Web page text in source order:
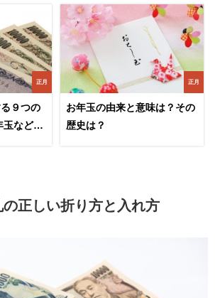
正月
９つの
玉などの
正月
お年玉の由来と意味は？その
歴史は？
正しい折り方と入れ方